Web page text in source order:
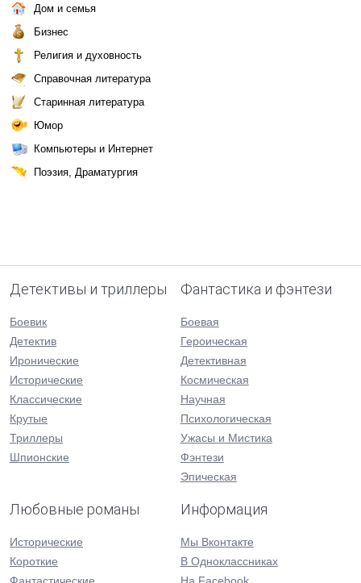
Дом и семья
Бизнес
Религия и духовность
Справочная литература
Старинная литература
Юмор
Компьютеры и Интернет
Поэзия, Драматургия
Детективы и триллеры
Боевик
Детектив
Иронические
Исторические
Классические
Крутые
Триллеры
Шпионские
Фантастика и фэнтези
Боевая
Героическая
Детективная
Космическая
Научная
Психологическая
Ужасы и Мистика
Фэнтези
Эпическая
Любовные романы
Исторические
Короткие
Информация
Мы Вконтакте
В Одноклассниках